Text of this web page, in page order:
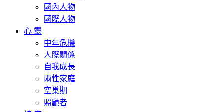
國內人物
國際人物
心 靈
中年危機
人際關係
自我成長
兩性家庭
空巢期
照顧者